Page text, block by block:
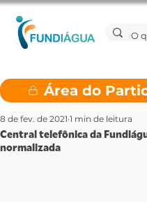
Área do
Central telefônica da
normalizada
8 de fev. de 2021 1 min de leitura